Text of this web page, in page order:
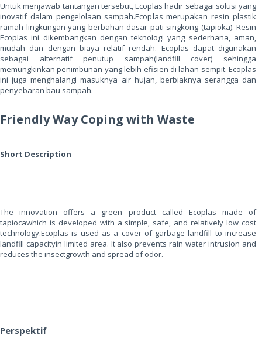
Untuk menjawab tantangan tersebut, Ecoplas hadir sebagai solusi yang
inovatif dalam pengelolaan sampah.Ecoplas merupakan resin plastik
ramah lingkungan yang berbahan dasar pati singkong (tapioka). Resin
Ecoplas ini dikembangkan dengan teknologi yang sederhana, aman,
mudah dan dengan biaya relatif rendah. Ecoplas dapat digunakan
sebagai alternatif penutup sampah(landfill cover) sehingga
memungkinkan penimbunan yang lebih efisien di lahan sempit. Ecoplas
ini juga menghalangi masuknya air hujan, berbiaknya serangga dan
penyebaran bau sampah.
Friendly Way Coping with Waste
Short Description
The innovation offers a green product called Ecoplas made of
tapiocawhich is developed with a simple, safe, and relatively low cost
technology.Ecoplas is used as a cover of garbage landfill to increase
landfill capacityin limited area. It also prevents rain water intrusion and
reduces the insectgrowth and spread of odor.
Perspektif